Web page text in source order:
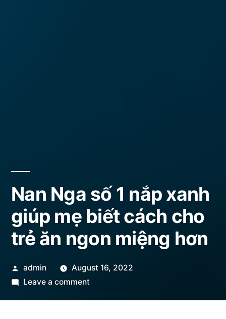
Nan Nga số 1 nắp xanh
giúp mẹ biết cách cho
trẻ ăn ngon miệng hơn
Posted
by
admin
August 16, 2022
Leave a commenton